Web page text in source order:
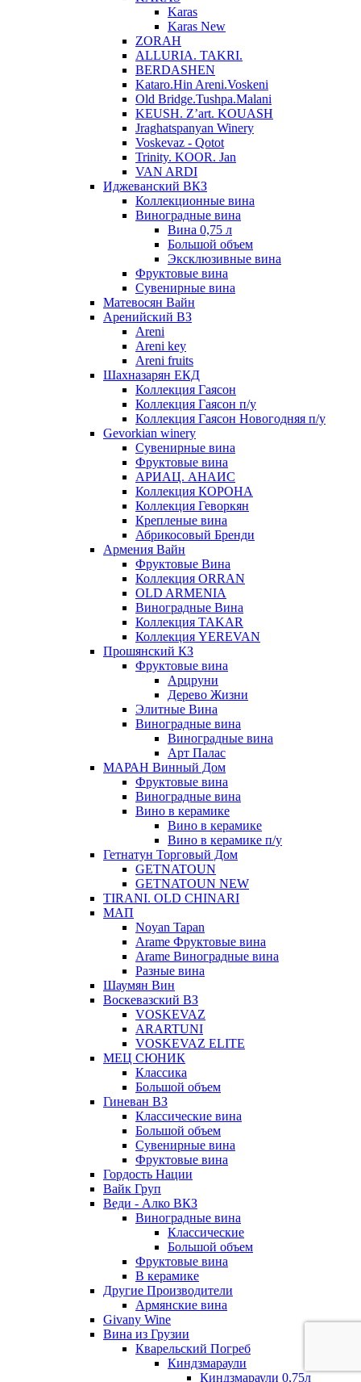
Karas
Karas New
ZORAH
ALLURIA. TAKRI.
BERDASHEN
Kataro.Hin Areni.Voskeni
Old Bridge.Tushpa.Malani
KEUSH. Z’art. KOUASH
Jraghatspanyan Winery
Voskevaz - Qotot
Trinity. KOOR. Jan
VAN ARDI
Иджеванский ВКЗ
Коллекционные вина
Виноградные вина
Вина 0,75 л
Большой объем
Эксклюзивные вина
Фруктовые вина
Cувенирные вина
Матевосян Вайн
Аренийский ВЗ
Areni
Areni key
Areni fruits
Шахназарян ЕКД
Коллекция Гаясон
Коллекция Гаясон п/у
Коллекция Гаясон Новогодняя п/у
Gevorkian winery
Сувенирные вина
Фруктовые вина
АРИАЦ. АНАИС
Коллекция КОРОНА
Коллекция Геворкян
Крепленые вина
Абрикосовый Бренди
Армения Вайн
Фруктовые Вина
Коллекция ORRAN
OLD ARMENIA
Виноградные Вина
Коллекция TAKAR
Коллекция YEREVAN
Прошянский КЗ
Фруктовые вина
Арцруни
Дерево Жизни
Элитные Вина
Виноградные вина
Виноградные вина
Арт Палас
МАРАН Винный Дом
Фруктовые вина
Виноградные вина
Вино в керамике
Вино в керамике
Вино в керамике п/у
Гетнатун Торговый Дом
GETNATOUN
GETNATOUN NEW
TIRANI. OLD CHINARI
МАП
Noyan Tapan
Arame Фруктовые вина
Arame Виноградные вина
Разные вина
Шаумян Вин
Воскевазский ВЗ
VOSKEVAZ
ARARTUNI
VOSKEVAZ ELITE
МЕЦ СЮНИК
Классика
Большой объем
Гиневан ВЗ
Классические вина
Большой объем
Сувенирные вина
Фруктовые вина
Гордость Нации
Вайк Груп
Веди - Алко ВКЗ
Виноградные вина
Классические
Большой объем
Фруктовые вина
В керамике
Другие Производители
Армянские вина
Givany Wine
Вина из Грузии
Кварельский Погреб
Киндзмараули
Киндзмараули 0,75л